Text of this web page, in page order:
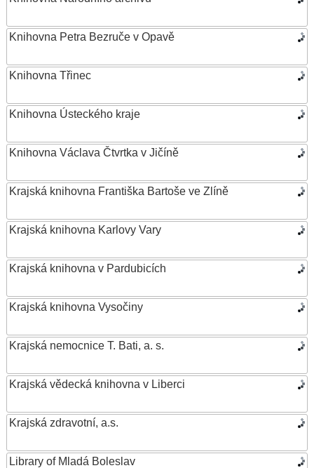
Knihovna Petra Bezruče v Opavě
Knihovna Třinec
Knihovna Ústeckého kraje
Knihovna Václava Čtvrtka v Jičíně
Krajská knihovna Františka Bartoše ve Zlíně
Krajská knihovna Karlovy Vary
Krajská knihovna v Pardubicích
Krajská knihovna Vysočiny
Krajská nemocnice T. Bati, a. s.
Krajská vědecká knihovna v Liberci
Krajská zdravotní, a.s.
Library of Mladá Boleslav